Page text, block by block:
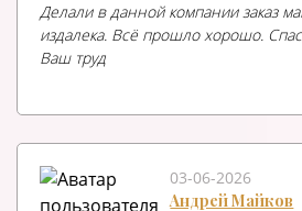
Делали в данной компании заказ
издалека. Всё прошло хорошо.
Ваш труд
03-06-2026
Андрей Майков